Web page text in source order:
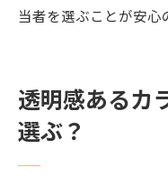
当者を選ぶことが安心
透明感あるカ
選ぶ？